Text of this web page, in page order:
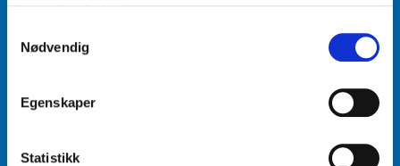
Nødvendig
Egenskaper
Statistikk